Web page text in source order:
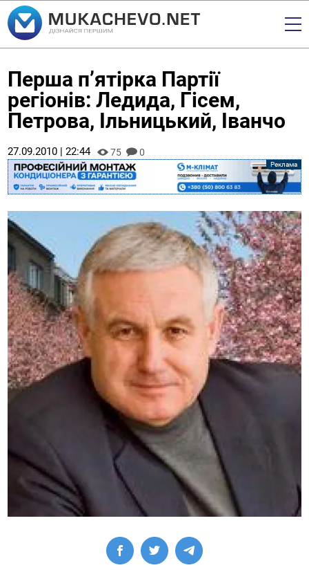
Перша п’ятірка Партії
регіонів: Ледида, Гісем,
Петрова, Ільницький, Іванчо
27.09.2010 | 22:44 75 0